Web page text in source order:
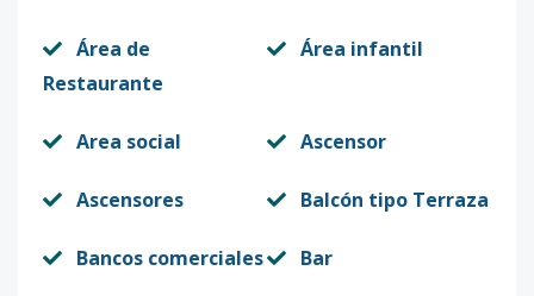
Área de
Restaurante
Área infantil
Area social Ascensor
Ascensores Balcón tipo Terraza
Bancos comerciales Bar